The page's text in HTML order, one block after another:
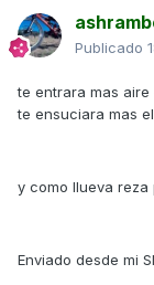
Publicado
te entrara mas
te ensuciara mas
y como llueva reza
Enviado desde mi